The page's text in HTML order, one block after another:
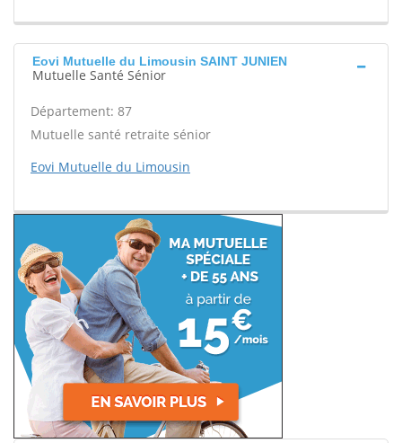
Eovi Mutuelle du Limousin SAINT JUNIEN
Mutuelle Santé Sénior
Département: 87
Mutuelle santé retraite sénior
Eovi Mutuelle du Limousin